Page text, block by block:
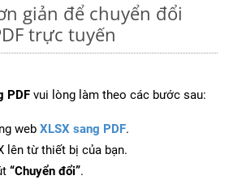
giản để chuyển đổi
trực tuyến
PDF vui lòng làm theo các bước sau:
web XLSX sang PDF.
lên từ thiết bị của bạn.
“Chuyển đổi”.